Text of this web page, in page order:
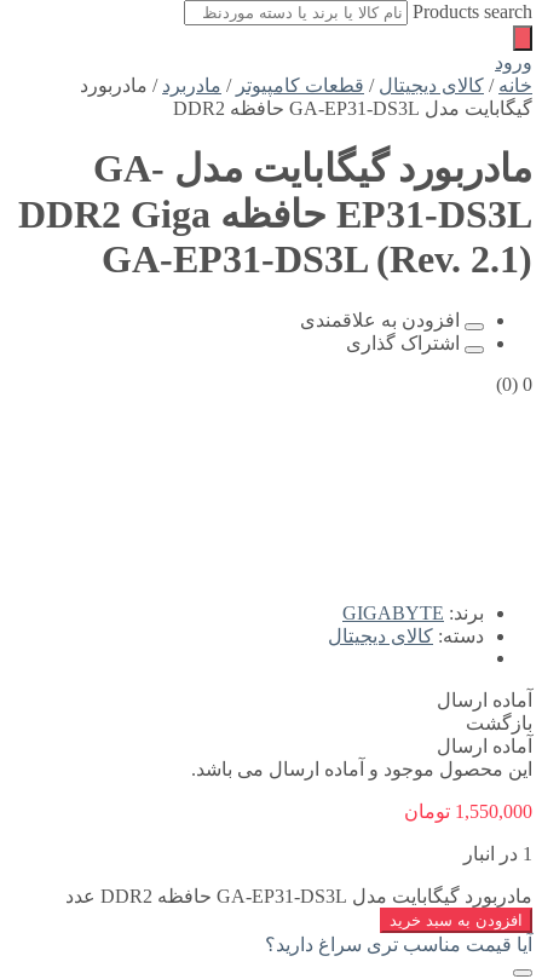
Products search
ورود
خانه / کالای دیجیتال / قطعات کامپیوتر / مادربرد / مادربورد
گیگابایت مدل GA-EP31-DS3L حافظه DDR2
مادربورد گیگابایت مدل GA-
EP31-DS3L حافظه DDR2
Giga
GA-EP31-DS3L (Rev. 2.1)
افزودن به علاقمندی
اشتراک گذاری
0
(0)
برند: GIGABYTE
دسته: کالای دیجیتال
آماده ارسال
بازگشت
آماده ارسال
این محصول موجود و آماده ارسال می باشد.
1,550,000 تومان
1 در انبار
مادربورد گیگابایت مدل GA-EP31-DS3L حافظه DDR2 عدد
افزودن به سبد خرید
آیا قیمت مناسب تری سراغ دارید؟